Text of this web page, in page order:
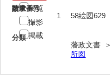
請求番号
58絵図629
分類
藩政文書
所図
数量
1
閲覧
撮影
掲載